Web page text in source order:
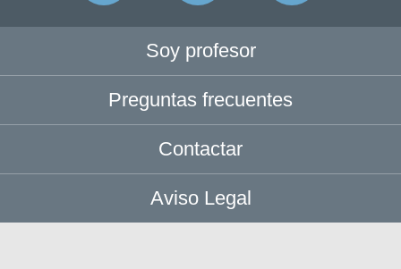
Soy profesor
Preguntas frecuentes
Contactar
Aviso Legal